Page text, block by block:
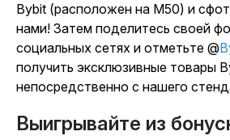
Bybit (расположен на M50) и
нами! Затем поделитесь своей
социальных сетях и отметьте @
получить эксклюзивные товары
непосредственно с нашего
Выигрывайте из